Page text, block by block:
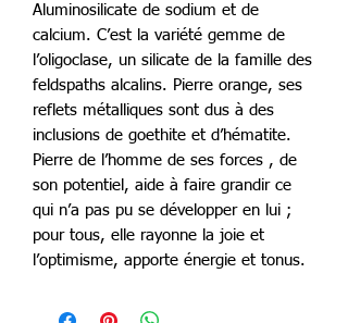
Aluminosilicate de sodium et de
calcium. C’est la variété gemme de
l’oligoclase, un silicate de la famille des
feldspaths alcalins. Pierre orange, ses
reflets métalliques sont dus à des
inclusions de goethite et d’hématite.
Pierre de l’homme de ses forces , de
son potentiel, aide à faire grandir ce
qui n’a pas pu se développer en lui ;
pour tous, elle rayonne la joie et
l’optimisme, apporte énergie et tonus.